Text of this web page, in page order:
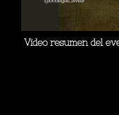
Video resumen del